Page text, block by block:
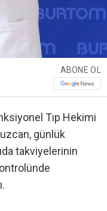
ABONE OL
Tıp Hekimi
günlük
takviyelerinin